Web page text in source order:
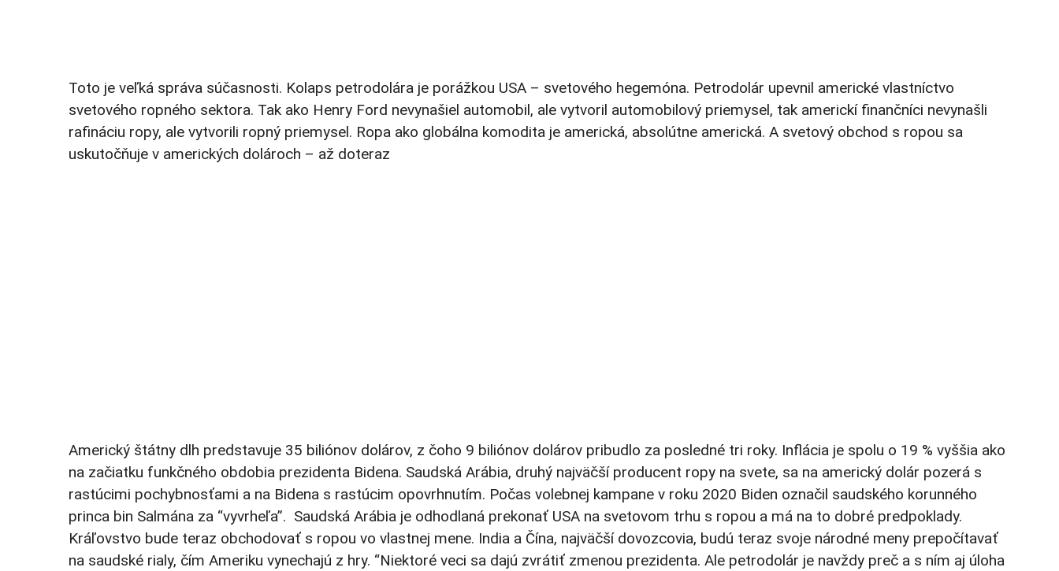
Toto je veľká správa súčasnosti. Kolaps petrodolára je porážkou USA – svetového hegemóna. Petrodolár upevnil americké vlastníctvo
svetového ropného sektora. Tak ako Henry Ford nevynašiel automobil, ale vytvoril automobilový priemysel, tak americkí finančníci nevynašli
rafináciu ropy, ale vytvorili ropný priemysel. Ropa ako globálna komodita je americká, absolútne americká. A svetový obchod s ropou sa
uskutočňuje v amerických dolároch – až doteraz
Americký štátny dlh predstavuje 35 biliónov dolárov, z čoho 9 biliónov dolárov pribudlo za posledné tri roky. Inflácia je spolu o 19 % vyššia ako
na začiatku funkčného obdobia prezidenta Bidena. Saudská Arábia, druhý najväčší producent ropy na svete, sa na americký dolár pozerá s
rastúcimi pochybnosťami a na Bidena s rastúcim opovrhnutím. Počas volebnej kampane v roku 2020 Biden označil saudského korunného
princa bin Salmána za “vyvrheľa”. Saudská Arábia je odhodlaná prekonať USA na svetovom trhu s ropou a má na to dobré predpoklady.
Kráľovstvo bude teraz obchodovať s ropou vo vlastnej mene. India a Čína, najväčší dovozcovia, budú teraz svoje národné meny prepočítavať
na saudské rialy, čím Ameriku vynechajú z hry. “Niektoré veci sa dajú zvrátiť zmenou prezidenta. Ale petrodolár je navždy preč a s ním aj úloha